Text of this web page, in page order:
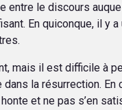
le discours
En quiconque, il
mais il est difficile à
la résurrection.
et ne pas s’en